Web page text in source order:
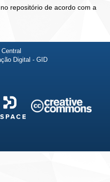
repositório de acordo com a
Digital - GID